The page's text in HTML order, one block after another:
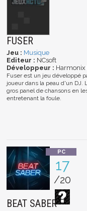
FUSER
Jeu : Musique
Editeur : NCsoft
Développeur : Harmonix
Fuser est un jeu développé
joueur dans la peau d'un DJ.
gros panel de chansons en
entretenant la foule.
17
/20
BEAT SABER